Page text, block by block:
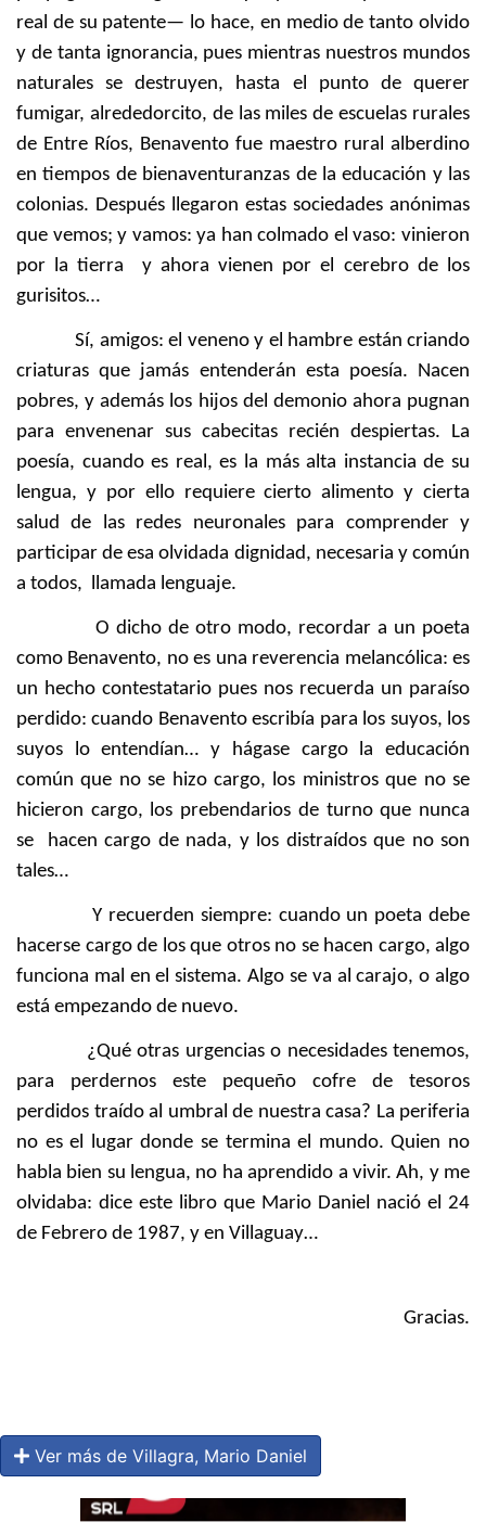
real de su patente— lo hace, en medio de tanto olvido
y de tanta ignorancia, pues mientras nuestros mundos
naturales se destruyen, hasta el punto de querer
fumigar, alrededorcito, de las miles de escuelas rurales
de Entre Ríos, Benavento fue maestro rural alberdino
en tiempos de bienaventuranzas de la educación y las
colonias. Después llegaron estas sociedades anónimas
que vemos; y vamos: ya han colmado el vaso: vinieron
por la tierra y ahora vienen por el cerebro de los
gurisitos…
Sí, amigos: el veneno y el hambre están criando
criaturas que jamás entenderán esta poesía. Nacen
pobres, y además los hijos del demonio ahora pugnan
para envenenar sus cabecitas recién despiertas. La
poesía, cuando es real, es la más alta instancia de su
lengua, y por ello requiere cierto alimento y cierta
salud de las redes neuronales para comprender y
participar de esa olvidada dignidad, necesaria y común
a todos, llamada lenguaje.
O dicho de otro modo, recordar a un poeta
como Benavento, no es una reverencia melancólica: es
un hecho contestatario pues nos recuerda un paraíso
perdido: cuando Benavento escribía para los suyos, los
suyos lo entendían… y hágase cargo la educación
común que no se hizo cargo, los ministros que no se
hicieron cargo, los prebendarios de turno que nunca
se hacen cargo de nada, y los distraídos que no son
tales…
Y recuerden siempre: cuando un poeta debe
hacerse cargo de los que otros no se hacen cargo, algo
funciona mal en el sistema. Algo se va al carajo, o algo
está empezando de nuevo.
¿Qué otras urgencias o necesidades tenemos,
para perdernos este pequeño cofre de tesoros
perdidos traído al umbral de nuestra casa? La periferia
no es el lugar donde se termina el mundo. Quien no
habla bien su lengua, no ha aprendido a vivir. Ah, y me
olvidaba: dice este libro que Mario Daniel nació el 24
de Febrero de 1987, y en Villaguay…
Gracias.
Ver más de Villagra, Mario Daniel